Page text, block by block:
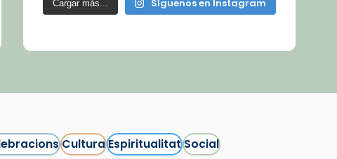
Cargar más... Síguenos en Instagram
CulturaEspiritualitatSocial